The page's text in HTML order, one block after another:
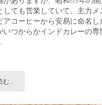
しても営業していて、主力メ
アコーヒーから安易に命名し
いつからかインドカレーの専
む…
オピア｜カレー激戦区・神保町